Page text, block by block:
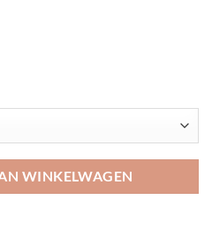
WINKELWAGEN